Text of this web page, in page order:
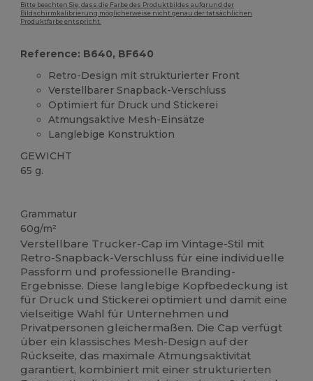
Bitte beachten Sie, dass die Farbe des Produktbildes aufgrund der
Bildschirmkalibrierung möglicherweise nicht genau der tatsächlichen
Produktfarbe entspricht.
Reference: B640, BF640
Retro-Design mit strukturierter Front
Verstellbarer Snapback-Verschluss
Optimiert für Druck und Stickerei
Atmungsaktive Mesh-Einsätze
Langlebige Konstruktion
GEWICHT
65 g.
Grammatur
60g/m²
Verstellbare Trucker-Cap im Vintage-Stil mit
Retro-Snapback-Verschluss für eine individuelle
Passform und professionelle Branding-
Ergebnisse. Diese langlebige Kopfbedeckung ist
für Druck und Stickerei optimiert und damit eine
vielseitige Wahl für Unternehmen und
Privatpersonen gleichermaßen. Die Cap verfügt
über ein klassisches Mesh-Design auf der
Rückseite, das maximale Atmungsaktivität
garantiert, kombiniert mit einer strukturierten